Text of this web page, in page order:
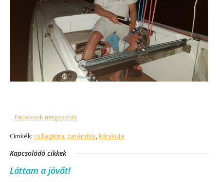
Facebook megosztás
Címkék: csillagtúra, zarándok,kánikula
Kapcsolódó cikkek
Láttam a jövőt!